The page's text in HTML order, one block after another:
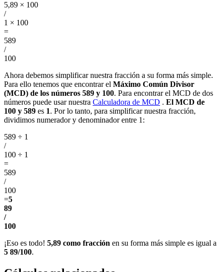
5,89 × 100
/
1 × 100
=
589
/
100
Ahora debemos simplificar nuestra fracción a su forma más simple.
Para ello tenemos que encontrar el Máximo Común Divisor
(MCD) de los números 589 y 100. Para encontrar el MCD de dos
números puede usar nuestra Calculadora de MCD . El MCD de
100 y 589 es 1. Por lo tanto, para simplificar nuestra fracción,
dividimos numerador y denominador entre 1:
589 ÷ 1
/
100 ÷ 1
=
589
/
100
=5
89
/
100
¡Eso es todo! 5,89 como fracción en su forma más simple es igual a
5 89/100.